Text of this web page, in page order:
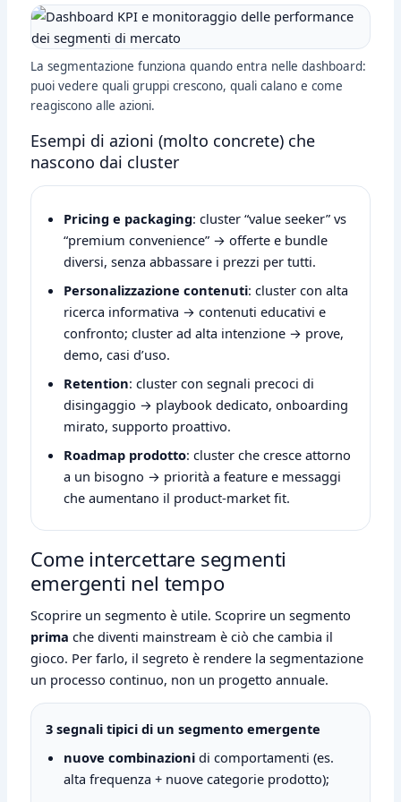
La segmentazione funziona quando entra nelle dashboard:
puoi vedere quali gruppi crescono, quali calano e come
reagiscono alle azioni.
Esempi di azioni (molto concrete) che
nascono dai cluster
Pricing e packaging: cluster “value seeker” vs
“premium convenience” → offerte e bundle
diversi, senza abbassare i prezzi per tutti.
Personalizzazione contenuti: cluster con alta
ricerca informativa → contenuti educativi e
confronto; cluster ad alta intenzione → prove,
demo, casi d’uso.
Retention: cluster con segnali precoci di
disingaggio → playbook dedicato, onboarding
mirato, supporto proattivo.
Roadmap prodotto: cluster che cresce attorno
a un bisogno → priorità a feature e messaggi
che aumentano il product-market fit.
Come intercettare segmenti
emergenti nel tempo
Scoprire un segmento è utile. Scoprire un segmento
prima che diventi mainstream è ciò che cambia il
gioco. Per farlo, il segreto è rendere la segmentazione
un processo continuo, non un progetto annuale.
3 segnali tipici di un segmento emergente
nuove combinazioni di comportamenti (es.
alta frequenza + nuove categorie prodotto);